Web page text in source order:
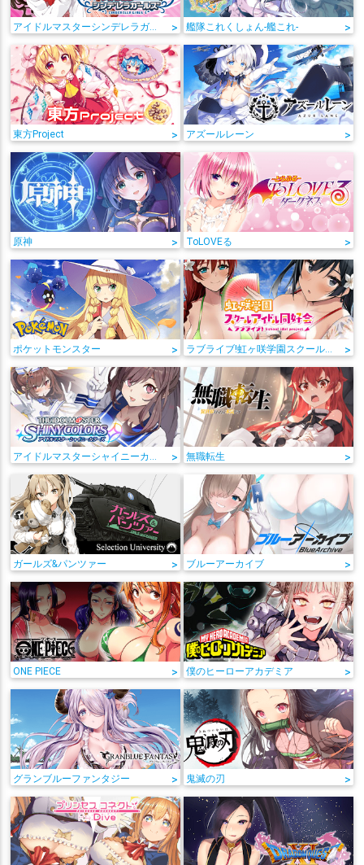
アイドルマスターシンデレラガールズ > 艦隊これくしょん-艦これ- >
東方Project > アズールレーン >
原神 > ToLOVEる >
ポケットモンスター > >
> 無職転生 >
ガールズ&パンツァー > ブルーアーカイブ >
ONE PIECE > 僕のヒーローアカデミア >
グランブルーファンタジー > 鬼滅の刃 >